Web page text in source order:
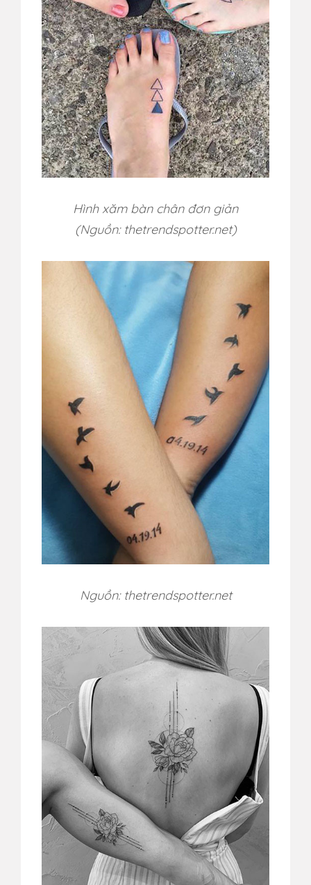
Hình xăm bàn chân đơn giản
(Nguồn: thetrendspotter.net)
Nguồn: thetrendspotter.net